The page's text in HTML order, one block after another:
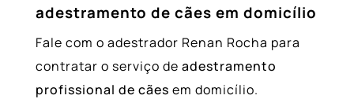
adestramento de cães em domicílio
Fale com o adestrador Renan Rocha para
contratar o serviço de adestramento
profissional de cães em domicílio.